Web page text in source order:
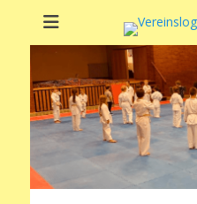
Soltauer Sportclub 02 e.V.